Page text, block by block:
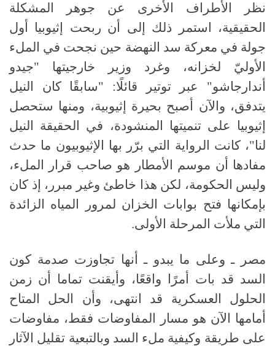
نظر الأطراف الأخرى عن جوهر المشكلة
الحقيقية، استمر ذلك إلى أن ربحت إثيوبيا أول
جولة في معركة سد النهضة حين نجحت في الملء
الأوليّ لخزانه، وغرد وزير خارجيتها "جيدو
أندارجاشو" عبر توتير قائلًا: "سابقًا كان النيل
يتدفق، والآن أصبح بحيرة إثيوبية، ومنها ستحصل
إثيوبيا على تنميتها المنشودة، في الحقيقة النيل
لنا"، كانت الرواية التي برّر بها الإثيوبيون ما حدث
مفادها أن موسم الأمطار هو صاحب قرار الملء،
وليس الحكومة، لكن هذا خاطئ وغير مبرر، إذ كان
بإمكانها فتح بوابات الخزان لمرور المياه الزائدة
التي ملأت المرحلة الأولى.
مصر ـ وعلى ما يبدو ـ أنها تجاوزت صدمة كون
السد قد بات أمرًا واقعًا، وأيقنت تماما أن زمن
الحلول العسكرية قد انتهى، وأن الحل المتاح
أمامها الآن هو مسار المفاوضات فقط، مفاوضات
على طريقة وكيفية ملء السد وبالتبعية تقليل الآثار